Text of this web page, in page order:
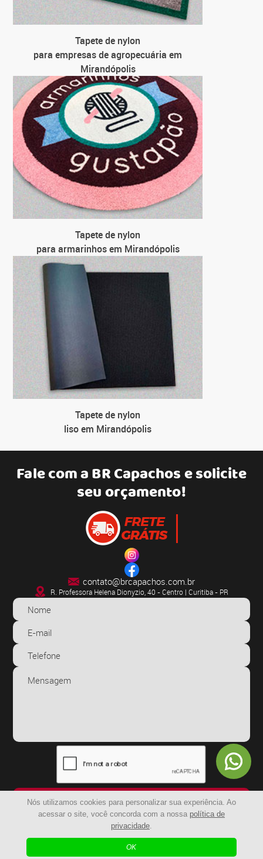
Nós utilizamos cookies para personalizar sua experiência. Ao
acessar o site, você concorda com a nossa política de
privacidade.
OK
Tapete de nylon
para empresas de agropecuária em
Mirandópolis
Tapete de nylon
para armarinhos em Mirandópolis
Tapete de nylon
liso em Mirandópolis
Fale com aBR Capachose solicite
seu orçamento!
contato@brcapachos.com.br
R. Professora Helena Dionyzio, 40 - Centro | Curitiba - PR
ENVIAR